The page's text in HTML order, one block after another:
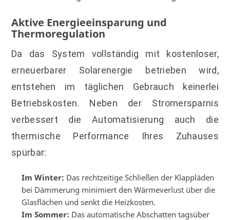
Aktive Energieeinsparung und
Thermoregulation
Da das System vollständig mit kostenloser,
erneuerbarer Solarenergie betrieben wird,
entstehen im täglichen Gebrauch keinerlei
Betriebskosten. Neben der Stromersparnis
verbessert die Automatisierung auch die
thermische Performance Ihres Zuhauses
spürbar:
Im Winter: Das rechtzeitige Schließen der Klappläden
bei Dämmerung minimiert den Wärmeverlust über die
Glasflächen und senkt die Heizkosten.
Im Sommer: Das automatische Abschatten tagsüber